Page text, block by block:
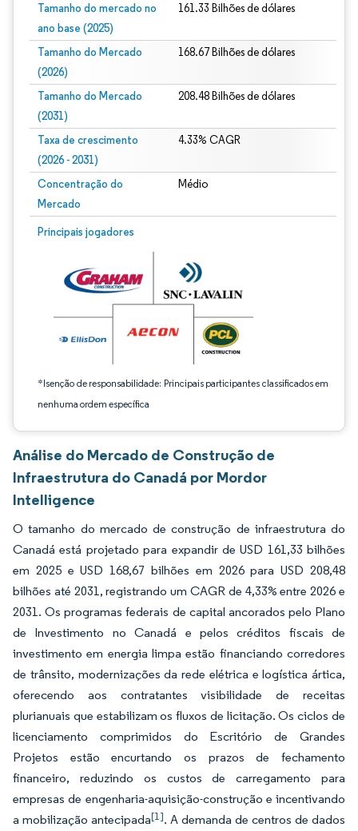
Tamanho do mercado no
ano base (2025)
161.33 Bilhões de dólares
Tamanho do Mercado
(2026)
168.67 Bilhões de dólares
Tamanho do Mercado
(2031)
208.48 Bilhões de dólares
Taxa de crescimento
(2026 - 2031)
4.33% CAGR
Concentração do
Mercado
Médio
Principais jogadores
*Isenção de responsabilidade: Principais participantes classificados em
nenhuma ordem específica
Imagem © Mordor Intelligence. O reuso requer atribuição conforme CC BY 4.0.
Análise do Mercado de Construção de
Infraestrutura do Canadá por Mordor
Intelligence
O tamanho do mercado de construção de infraestrutura do
Canadá está projetado para expandir de USD 161,33 bilhões
em 2025 e USD 168,67 bilhões em 2026 para USD 208,48
bilhões até 2031, registrando um CAGR de 4,33% entre 2026 e
2031. Os programas federais de capital ancorados pelo Plano
de Investimento no Canadá e pelos créditos fiscais de
investimento em energia limpa estão financiando corredores
de trânsito, modernizações da rede elétrica e logística ártica,
oferecendo aos contratantes visibilidade de receitas
plurianuais que estabilizam os fluxos de licitação. Os ciclos de
licenciamento comprimidos do Escritório de Grandes
Projetos estão encurtando os prazos de fechamento
financeiro, reduzindo os custos de carregamento para
empresas de engenharia-aquisição-construção e incentivando
a mobilização antecipada[1]. A demanda de centros de dados